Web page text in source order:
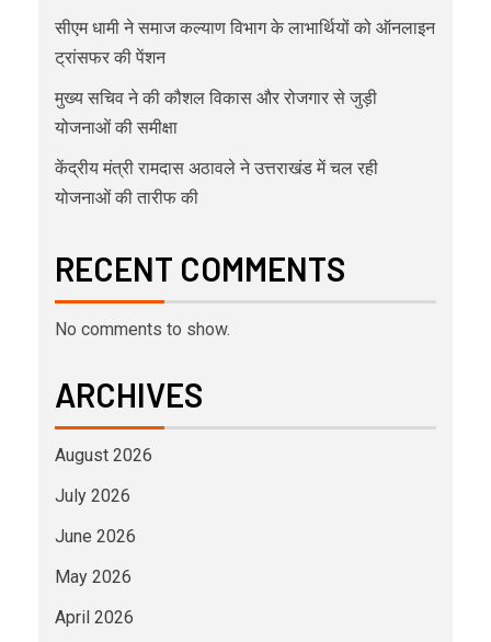
सीएम धामी ने समाज कल्याण विभाग के लाभार्थियों को ऑनलाइन
ट्रांसफर की पेंशन
मुख्य सचिव ने की कौशल विकास और रोजगार से जुड़ी
योजनाओं की समीक्षा
केंद्रीय मंत्री रामदास अठावले ने उत्तराखंड में चल रही
योजनाओं की तारीफ की
RECENT COMMENTS
No comments to show.
ARCHIVES
August 2026
July 2026
June 2026
May 2026
April 2026